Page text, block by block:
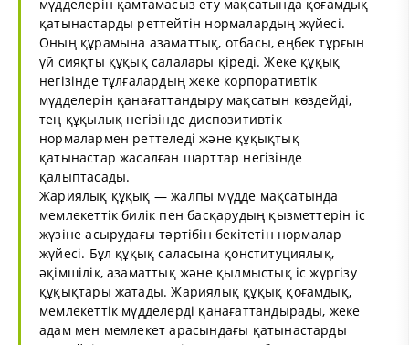
мүдделерін қамтамасыз ету мақсатында қоғамдық
қатынастарды реттейтін нормалардың жүйесі.
Оның құрамына азаматтық, отбасы, еңбек тұрғын
үй сияқты құқық салалары қіреді. Жеке құқық
негізінде тұлғалардың жеке корпоративтік
мүдделерін қанағаттандыру мақсатын көздейді,
тең құқылық негізінде диспозитивтік
нормалармен реттеледі және құқықтық
қатынастар жасалған шарттар негізінде
қалыптасады.
Жариялық құқық — жалпы мүдде мақсатында
мемлекеттік билік пен басқарудың қызметтерін іс
жүзіне асырудағы тәртібін бекітетін нормалар
жүйесі. Бұл құқық саласына қонституциялық,
әқімшілік, азаматтық және қылмыстық іс жүргізу
құқықтары жатады. Жариялық құқық қоғамдық,
мемлекеттік мүдделерді қанағаттандырады, жеке
адам мен мемлекет арасындағы қатынастарды